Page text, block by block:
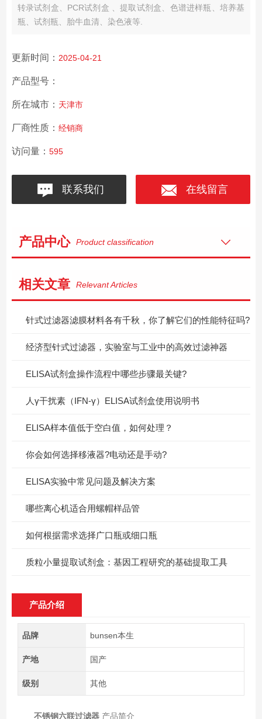
转录试剂盒、PCR试剂盒 、提取试剂盒、色谱进样瓶、培养基
瓶、试剂瓶、胎牛血清、染色液等.
更新时间： 2025-04-21
产品型号：
所在城市： 天津市
厂商性质： 经销商
访问量： 595
联系我们 在线留言
产品中心 Product classification
相关文章 Relevant Articles
针式过滤器滤膜材料各有千秋，你了解它们的性能特征吗?
经济型针式过滤器，实验室与工业中的高效过滤神器
ELISA试剂盒操作流程中哪些步骤最关键?
人γ干扰素（IFN-γ）ELISA试剂盒使用说明书
ELISA样本值低于空白值，如何处理？
你会如何选择移液器?电动还是手动?
ELISA实验中常见问题及解决方案
哪些离心机适合用螺帽样品管
如何根据需求选择广口瓶或细口瓶
质粒小量提取试剂盒：基因工程研究的基础提取工具
产品介绍
品牌 bunsen本生
产地 国产
级别 其他
不锈钢六联过滤器产品简介